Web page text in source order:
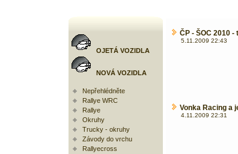
OJETÁ VOZIDLA
NOVÁ VOZIDLA
Nepřehlédněte
Rallye WRC
Rallye
Okruhy
Trucky - okruhy
Závody do vrchu
Rallyecross
ČP - ŠOC 2010
5.11.2009 22:43
Vonka Racing a
4.11.2009 22:31